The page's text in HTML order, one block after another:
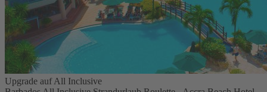
Upgrade auf All Inclusive